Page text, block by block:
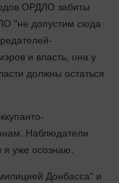
ОРДЛО забиты
"не допустим сюда
и власть, она у
должны остаться
Наблюдатели
я уже осознаю.
Донбасса" и